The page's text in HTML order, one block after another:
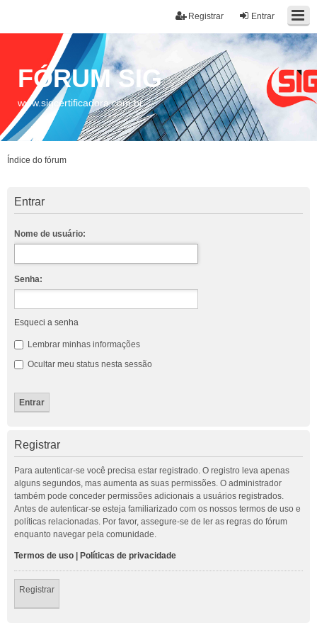
Entrar
Registrar
FÓRUM SIG
www.sigcertificadora.com.br
Índice do fórum
Entrar
Nome de usuário:
Senha:
Esqueci a senha
Lembrar minhas informações
Ocultar meu status nesta sessão
Registrar
Para autenticar-se você precisa estar registrado. O registro leva apenas
alguns segundos, mas aumenta as suas permissões. O administrador
também pode conceder permissões adicionais a usuários registrados.
Antes de autenticar-se esteja familiarizado com os nossos termos de uso e
políticas relacionadas. Por favor, assegure-se de ler as regras do fórum
enquanto navegar pela comunidade.
Termos de uso Políticas de privacidade
Registrar